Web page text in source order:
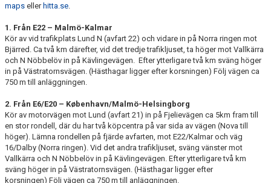
maps eller hitta.se.
1. Från E22 – Malmö-Kalmar
Kör av vid trafikplats Lund N (avfart 22) och vidare in på Norra ringen mot
Bjärred. Ca två km därefter, vid det tredje trafikljuset, ta höger mot Vallkärra
och N Nöbbelöv in på Kävlingevägen. Efter ytterligare två km sväng höger
in på Västratornsvägen. (Hästhagar ligger efter korsningen) Följ vägen ca
750 m till anläggningen.
2. Från E6/E20 – København/Malmö-Helsingborg
Kör av motorvägen mot Lund (avfart 21) in på Fjelievägen ca 5km fram till
en stor rondell, där du har två köpcentra på var sida av vägen (Nova till
höger). Lämna rondellen på fjärde avfarten, mot E22/Kalmar och väg
16/Dalby (Norra ringen). Vid det andra trafikljuset, sväng vänster mot
Vallkärra och N Nöbbelöv in på Kävlingevägen. Efter ytterligare två km
sväng höger in på Västratornsvägen. (Hästhagar ligger efter
korsningen) Följ vägen ca 750 m till anläggningen.